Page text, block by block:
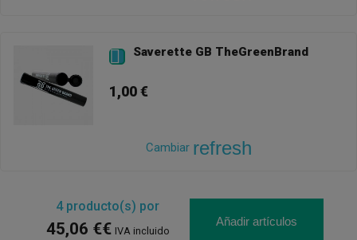
 Saverette GB TheGreenBrand
1,00 €
Cambiar refresh
4producto(s) por
45,06 €€ IVA incluido
Añadir artículos